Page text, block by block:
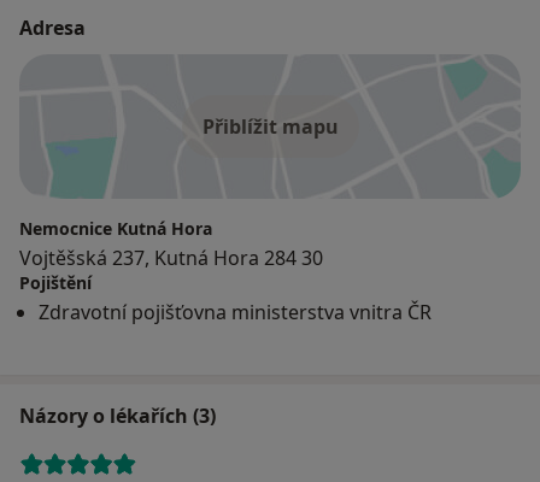
Adresa
Přiblížit mapu
Nemocnice Kutná Hora
Vojtěšská 237, Kutná Hora 284 30
Pojištění
Zdravotní pojišťovna ministerstva vnitra ČR
Názory o lékařích (3)